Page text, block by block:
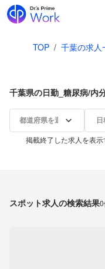
TOP / 千葉の求人
千葉県の日勤_糖尿病/内
都道府県を選択
掲載終了した求人を表示
スポット求人の検索結果